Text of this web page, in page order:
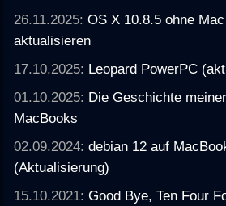
26.11.2025:OS X 10.8.5 ohne
aktualisieren
17.10.2025: Leopard PowerPC
01.10.2025: Die Geschichte
MacBooks
02.09.2024:debian 12 auf
(Aktualisierung)
15.10.2021:Good Bye, Ten Four